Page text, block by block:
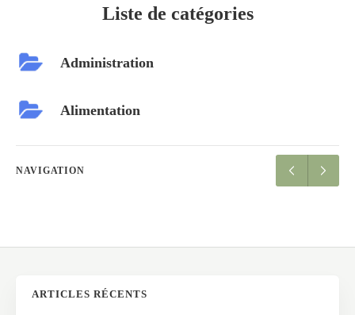
Liste de catégories
Administration
Alimentation
NAVIGATION
ARTICLES RÉCENTS